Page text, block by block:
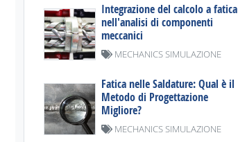
Integrazione del calcolo a fatica
nell'analisi di componenti
meccanici
MECHANICS SIMULAZIONE
Fatica nelle Saldature: Qual è il
Metodo di Progettazione
Migliore?
MECHANICS SIMULAZIONE